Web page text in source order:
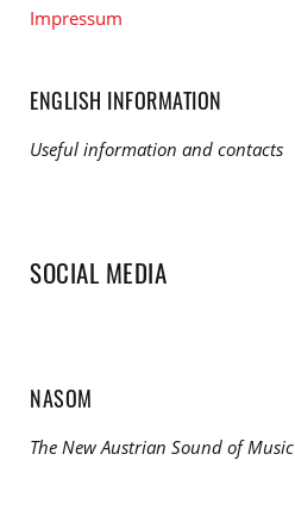
Impressum
ENGLISH INFORMATION
Useful information and contacts
SOCIAL MEDIA
NASOM
The New Austrian Sound of Music